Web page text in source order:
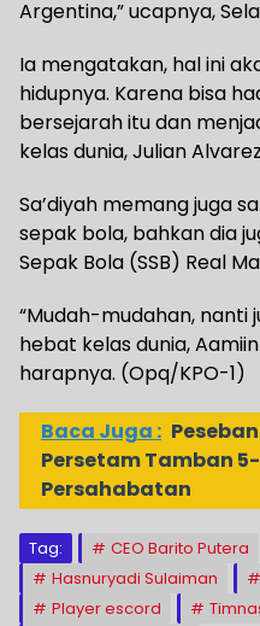
Argentina,” ucapnya,
Ia mengatakan, hal ini
hidupnya. Karena bisa
bersejarah itu dan
kelas dunia, Julian
Sa’diyah memang juga
sepak bola, bahkan dia
Sepak Bola (SSB) Real
“Mudah-mudahan, nanti
hebat kelas dunia,
harapnya. (Opq/KPO-1)
Baca Juga :
Persetam Tamban
Persahabatan
Tag: CEO Barito Putera
Hasnuryadi Sulaiman
Player escord